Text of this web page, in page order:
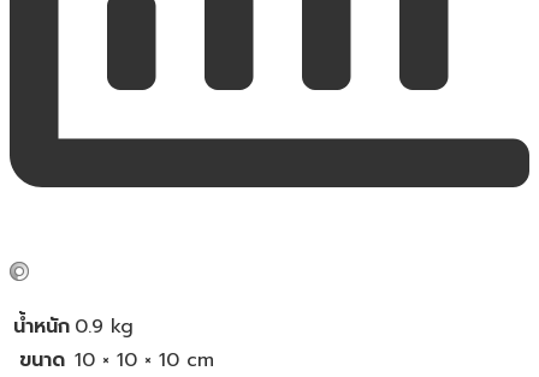
น้ำหนัก 0.9 kg
ขนาด 10 × 10 × 10 cm